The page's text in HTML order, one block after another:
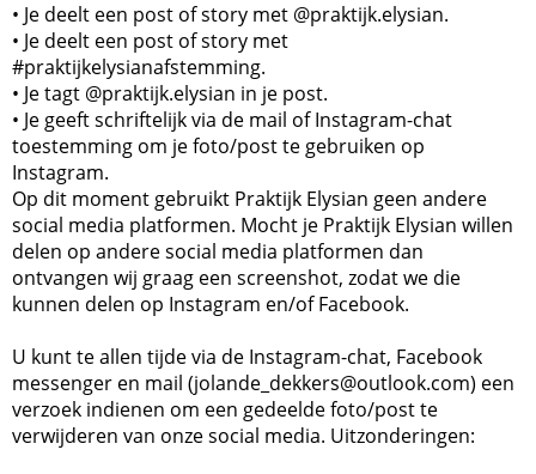
• Je deelt een post of story met @praktijk.elysian.
• Je deelt een post of story met
#praktijkelysianafstemming.
• Je tagt @praktijk.elysian in je post.
• Je geeft schriftelijk via de mail of Instagram-chat
toestemming om je foto/post te gebruiken op
Instagram.
Op dit moment gebruikt Praktijk Elysian geen andere
social media platformen. Mocht je Praktijk Elysian willen
delen op andere social media platformen dan
ontvangen wij graag een screenshot, zodat we die
kunnen delen op Instagram en/of Facebook.
U kunt te allen tijde via de Instagram-chat, Facebook
messenger en mail (jolande_dekkers@outlook.com) een
verzoek indienen om een gedeelde foto/post te
verwijderen van onze social media. Uitzonderingen: